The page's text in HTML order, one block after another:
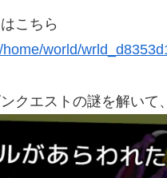
こちら
world/
クエストの謎を解いて